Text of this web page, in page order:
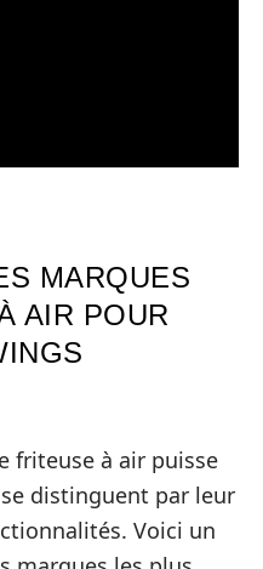
MARQUES
AIR POUR
friteuse à air puisse
distinguent par leur
Voici un